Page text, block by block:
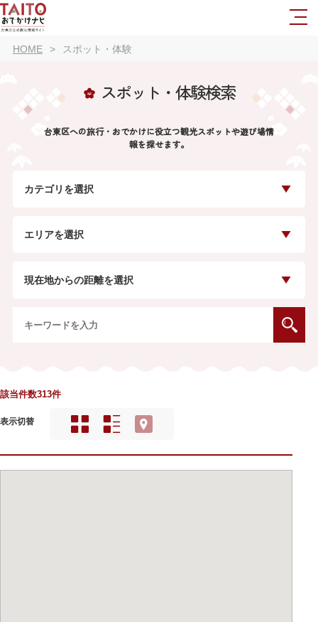
HOME スポット・体験
スポット・体験検索
台東区への旅行・おでかけに役立つ観光スポットや遊び場情
報を探せます。
カテゴリを選択
エリアを選択
現在地からの距離を選択
該当件数313件
表示切替